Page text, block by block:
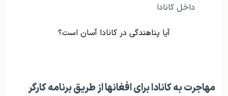
داخل کانادا
آیا پناهندگی در کانادا آسان است؟
مهاجرت به کانادا برای افغانها از طریق برنامه‌ کارگر